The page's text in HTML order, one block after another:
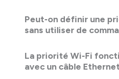
Peut-on définir une
sans utiliser de
La priorité Wi-Fi
avec un câble